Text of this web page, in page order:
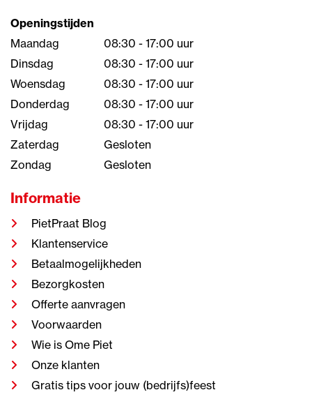
Openingstijden
Maandag
08:30 - 17:00 uur
Dinsdag
08:30 - 17:00 uur
Woensdag
08:30 - 17:00 uur
Donderdag
08:30 - 17:00 uur
Vrijdag
08:30 - 17:00 uur
Zaterdag
Gesloten
Zondag
Gesloten
Informatie
PietPraat Blog
Klantenservice
Betaalmogelijkheden
Bezorgkosten
Offerte aanvragen
Voorwaarden
Wie is Ome Piet
Onze klanten
Gratis tips voor jouw (bedrijfs)feest